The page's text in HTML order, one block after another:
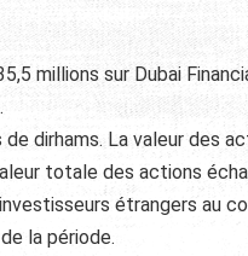
millions sur Dubai
dirhams. La valeur des
totale des actions
étrangers au
la période.